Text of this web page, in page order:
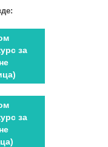
за
за